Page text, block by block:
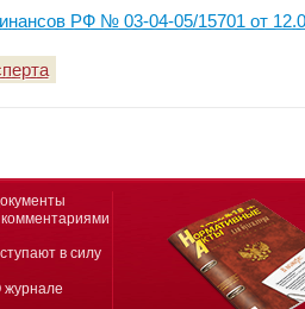
РФ № 03-04-05/15701 от
комментариями
в силу
журнале